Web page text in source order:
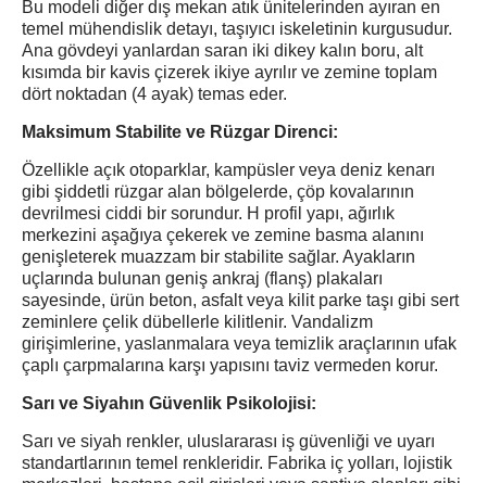
Bu modeli diğer dış mekan atık ünitelerinden ayıran en
temel mühendislik detayı, taşıyıcı iskeletinin kurgusudur.
Ana gövdeyi yanlardan saran iki dikey kalın boru, alt
kısımda bir kavis çizerek ikiye ayrılır ve zemine toplam
dört noktadan (4 ayak) temas eder.
Maksimum Stabilite ve Rüzgar Direnci:
Özellikle açık otoparklar, kampüsler veya deniz kenarı
gibi şiddetli rüzgar alan bölgelerde, çöp kovalarının
devrilmesi ciddi bir sorundur. H profil yapı, ağırlık
merkezini aşağıya çekerek ve zemine basma alanını
genişleterek muazzam bir stabilite sağlar. Ayakların
uçlarında bulunan geniş ankraj (flanş) plakaları
sayesinde, ürün beton, asfalt veya kilit parke taşı gibi sert
zeminlere çelik dübellerle kilitlenir. Vandalizm
girişimlerine, yaslanmalara veya temizlik araçlarının ufak
çaplı çarpmalarına karşı yapısını taviz vermeden korur.
Sarı ve Siyahın Güvenlik Psikolojisi:
Sarı ve siyah renkler, uluslararası iş güvenliği ve uyarı
standartlarının temel renkleridir. Fabrika iç yolları, lojistik